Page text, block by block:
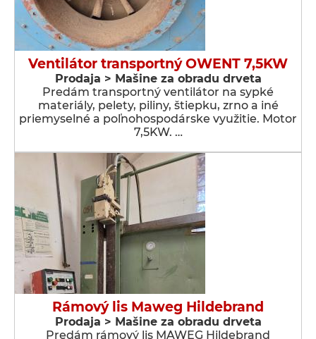
Ventilátor transportný OWENT 7,5KW
Prodaja > Мašine za obradu drveta
Predám transportný ventilátor na sypké
materiály, pelety, piliny, štiepku, zrno a iné
priemyselné a poľnohospodárske využitie. Motor
7,5KW. …
Rámový lis Maweg Hildebrand
Prodaja > Мašine za obradu drveta
Predám rámový lis MAWEG Hildebrand